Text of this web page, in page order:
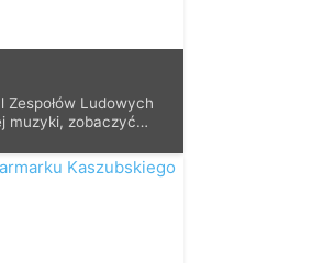
Ludowych
muzyki, zobaczyć